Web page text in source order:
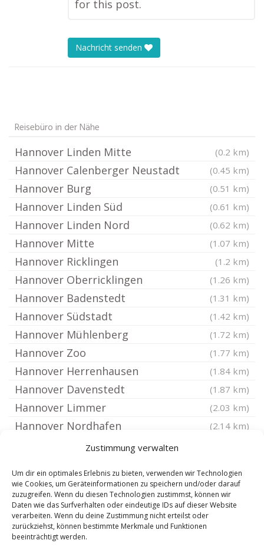
Zustimmung verwalten
Um dir ein optimales Erlebnis zu bieten, verwenden wir Technologien
wie Cookies, um Geräteinformationen zu speichern und/oder darauf
zuzugreifen. Wenn du diesen Technologien zustimmst, können wir
Daten wie das Surfverhalten oder eindeutige IDs auf dieser Website
verarbeiten. Wenn du deine Zustimmung nicht erteilst oder
zurückziehst, können bestimmte Merkmale und Funktionen
beeinträchtigt werden.
for this post.
Nachricht senden
Reisebüro in der Nähe
Hannover Linden Mitte (0.2 km)
Hannover Calenberger Neustadt (0.45 km)
Hannover Burg (0.51 km)
Hannover Linden Süd (0.61 km)
Hannover Linden Nord (0.62 km)
Hannover Mitte (1.07 km)
Hannover Ricklingen (1.2 km)
Hannover Oberricklingen (1.26 km)
Hannover Badenstedt (1.31 km)
Hannover Südstadt (1.42 km)
Hannover Mühlenberg (1.72 km)
Hannover Zoo (1.77 km)
Hannover Herrenhausen (1.84 km)
Hannover Davenstedt (1.87 km)
Hannover Limmer (2.03 km)
Hannover Nordhafen (2.14 km)
Hannover Ahlem
Hannover Wettbergen (2.24 km)
Hannover Leinhausen (2.26 km)
Hannover Bult
Hannover Marienwerder